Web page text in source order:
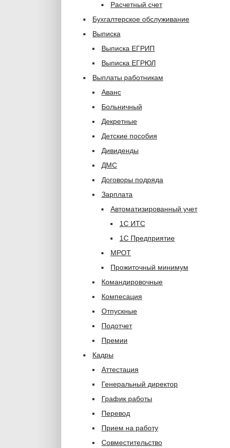
Расчетный счет
Бухгалтерское обслуживание
Выписка
Выписка ЕГРИП
Выписка ЕГРЮЛ
Выплаты работникам
Аванс
Больничный
Декретные
Детские пособия
Дивиденды
ДМС
Договоры подряда
Зарплата
Автоматизированный учет
1С ИТС
1С Предприятие
МРОТ
Прожиточный минимум
Командировочные
Компесация
Отпускные
Подотчет
Премии
Кадры
Аттестация
Генеральный директор
График работы
Перевод
Прием на работу
Совместительство